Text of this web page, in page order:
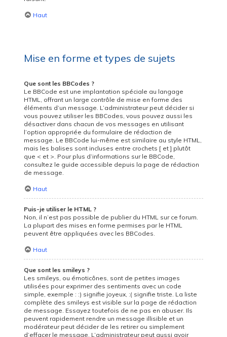
Haut
Mise en forme et types de sujets
Que sont les BBCodes ?
Le BBCode est une implantation spéciale au langage
HTML, offrant un large contrôle de mise en forme des
éléments d’un message. L’administrateur peut décider si
vous pouvez utiliser les BBCodes, vous pouvez aussi les
désactiver dans chacun de vos messages en utilisant
l’option appropriée du formulaire de rédaction de
message. Le BBCode lui-même est similaire au style HTML,
mais les balises sont incluses entre crochets [ et ] plutôt
que < et >. Pour plus d’informations sur le BBCode,
consultez le guide accessible depuis la page de rédaction
de message.
Haut
Puis-je utiliser le HTML ?
Non, il n’est pas possible de publier du HTML sur ce forum.
La plupart des mises en forme permises par le HTML
peuvent être appliquées avec les BBCodes.
Haut
Que sont les smileys ?
Les smileys, ou émoticônes, sont de petites images
utilisées pour exprimer des sentiments avec un code
simple, exemple : :) signifie joyeux, :( signifie triste. La liste
complète des smileys est visible sur la page de rédaction
de message. Essayez toutefois de ne pas en abuser. Ils
peuvent rapidement rendre un message illisible et un
modérateur peut décider de les retirer ou simplement
d’effacer le message. L’administrateur peut aussi avoir